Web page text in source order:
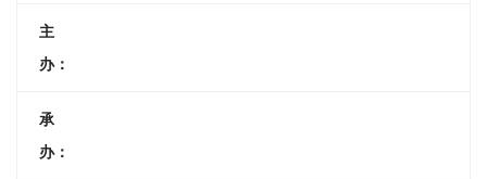
主
办：
承
办：